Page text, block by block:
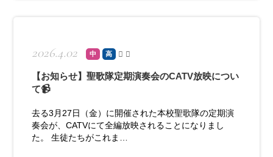
2026.4.02 中 高
【お知らせ】聖歌隊定期演奏会のCATV放映につい
て📹
去る3月27日（金）に開催された本校聖歌隊の定期演
奏会が、CATVにて全編放映されることになりまし
た。 生徒たちがこれま…